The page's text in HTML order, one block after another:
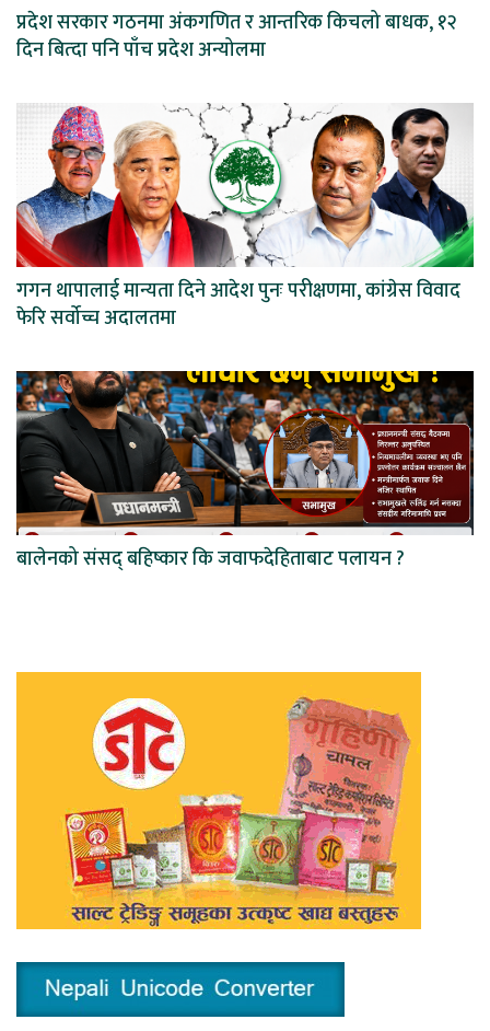
प्रदेश सरकार गठनमा अंकगणित र आन्तरिक किचलो बाधक, १२
दिन बित्दा पनि पाँच प्रदेश अन्योलमा
गगन थापालाई मान्यता दिने आदेश पुनः परीक्षणमा, कांग्रेस विवाद
फेरि सर्वोच्च अदालतमा
बालेनको संसद् बहिष्कार कि जवाफदेहिताबाट पलायन ?